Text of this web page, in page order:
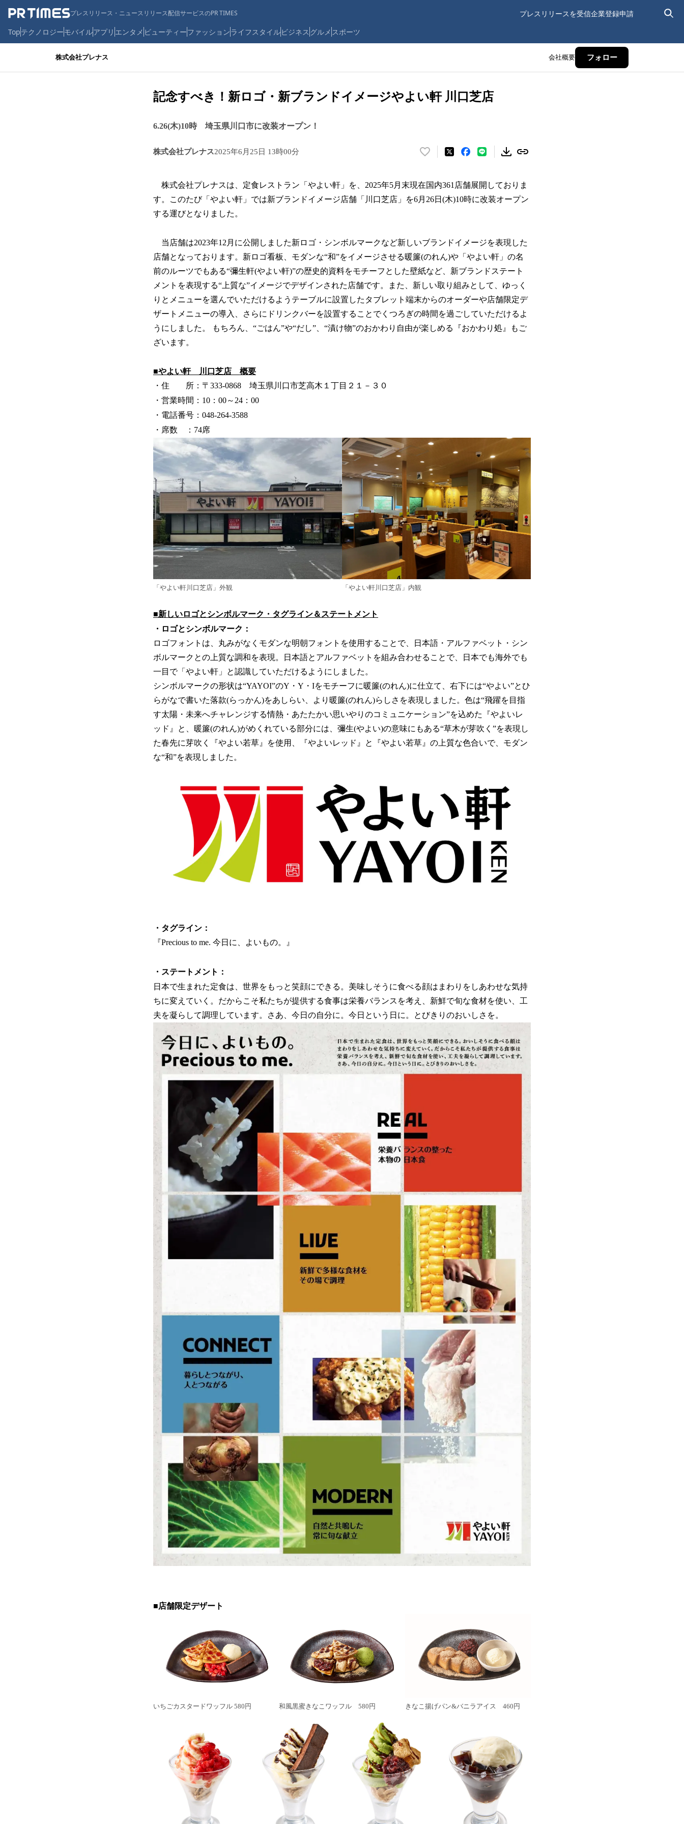
プレスリリース・ニュースリリース配信サービスのPR TIMES プレスリリースを受信企業登録申請
Topテクノロジーモバイルアプリ エンタメ ビューティーファッションライフスタイルビジネス グルメ スポーツ
株式会社プレナス 会社概要 フォロー
記念すべき！新ロゴ・新ブランドイメージやよい軒 川口芝店
6.26(木)10時 埼玉県川口市に改装オープン！
株式会社プレナス2025年6月25日 13時00分
い
！
数
込
み
中
で
す
株式会社プレナスは、定食レストラン「やよい軒」を、2025年5月末現在国内361店舗展開しておりま
す。このたび「やよい軒」では新ブランドイメージ店舗「川口芝店」を6月26日(木)10時に改装オープン
する運びとなりました。
当店舗は2023年12月に公開しました新ロゴ・シンボルマークなど新しいブランドイメージを表現した
店舗となっております。新ロゴ看板、モダンな“和”をイメージさせる暖簾(のれん)や「やよい軒」の名
前のルーツでもある“彌生軒(やよい軒)”の歴史的資料をモチーフとした壁紙など、新ブランドステート
メントを表現する“上質な”イメージでデザインされた店舗です。また、新しい取り組みとして、ゆっく
りとメニューを選んでいただけるようテーブルに設置したタブレット端末からのオーダーや店舗限定デ
ザートメニューの導入、さらにドリンクバーを設置することでくつろぎの時間を過ごしていただけるよ
うにしました。 もちろん、“ごはん”や“だし”、“漬け物”のおかわり自由が楽しめる『おかわり処』もご
ざいます。
■やよい軒 川口芝店 概要
・住 所：〒333-0868 埼玉県川口市芝高木１丁目２１－３０
・営業時間：10：00～24：00
・電話番号：048-264-3588
・席数 ：74席
「やよい軒川口芝店」外観 「やよい軒川口芝店」内観
■新しいロゴとシンボルマーク・タグライン＆ステートメント
・ロゴとシンボルマーク：
ロゴフォントは、丸みがなくモダンな明朝フォントを使用することで、日本語・アルファベット・シン
ボルマークとの上質な調和を表現。日本語とアルファベットを組み合わせることで、日本でも海外でも
一目で「やよい軒」と認識していただけるようにしました。
シンボルマークの形状は“YAYOI”のY・Y・Iをモチーフに暖簾(のれん)に仕立て、右下には“やよい”とひ
らがなで書いた落款(らっかん)をあしらい、より暖簾(のれん)らしさを表現しました。色は“飛躍を目指
す太陽・未来へチャレンジする情熱・あたたかい思いやりのコミュニケーション”を込めた『やよいレ
ッド』と、暖簾(のれん)がめくれている部分には、彌生(やよい)の意味にもある“草木が芽吹く”を表現し
た春先に芽吹く『やよい若草』を使用、『やよいレッド』と『やよい若草』の上質な色合いで、モダン
な“和”を表現しました。
・タグライン：
『Precious to me. 今日に、よいもの。』
・ステートメント：
日本で生まれた定食は、世界をもっと笑顔にできる。美味しそうに食べる顔はまわりをしあわせな気持
ちに変えていく。だからこそ私たちが提供する食事は栄養バランスを考え、新鮮で旬な食材を使い、工
夫を凝らして調理しています。さあ、今日の自分に。今日という日に。とびきりのおいしさを。
■店舗限定デザート
いちごカスタードワッフル 580円 和風黒蜜きなこワッフル 580円 きなこ揚げパン&バニラアイス 460円